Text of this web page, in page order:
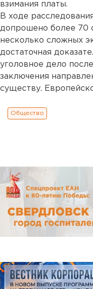
взимания платы.
В ходе
допрошено более 70
несколько сложных
достаточная
уголовное дело
заключения
существу.
Общество